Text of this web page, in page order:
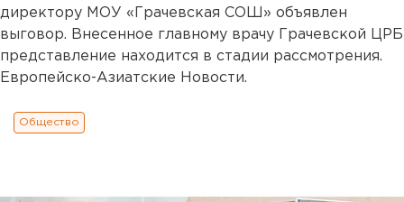
директору МОУ «Грачевская СОШ» объявлен
выговор. Внесенное главному врачу Грачевской ЦРБ
представление находится в стадии рассмотрения.
Европейско-Азиатские Новости.
Общество